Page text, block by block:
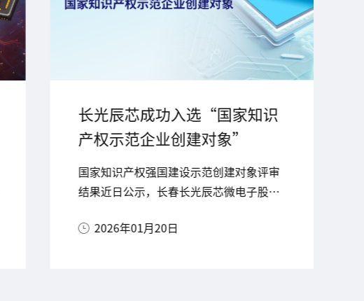
长光辰芯成功入选“国家知识
产权示范企业创建对象”
国家知识产权强国建设示范创建对象评审
结果近日公示，长春长光辰芯微电子股份
正式进入全国科技创新与知识产权建设的
2026年01月20日